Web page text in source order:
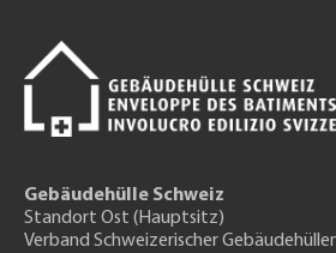
Gebäudehülle Schweiz
Standort Ost (Hauptsitz)
Verband Schweizerischer